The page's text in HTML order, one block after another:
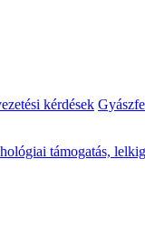
kérdések
támogatás,